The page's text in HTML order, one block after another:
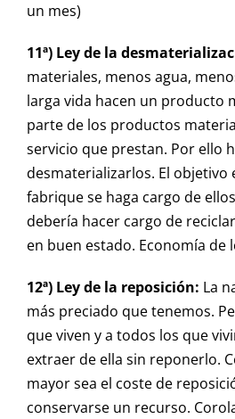
un mes)
11ª) Ley de la
materiales, menos agua,
larga vida hacen un producto
parte de los productos
servicio que prestan. Por ello
desmaterializarlos. El objetivo
fabrique se haga cargo de
debería hacer cargo de
en buen estado. Economía de
12ª) Ley de la reposición: La
más preciado que tenemos.
que viven y a todos los que
extraer de ella sin reponerlo.
mayor sea el coste de
conservarse un recurso.